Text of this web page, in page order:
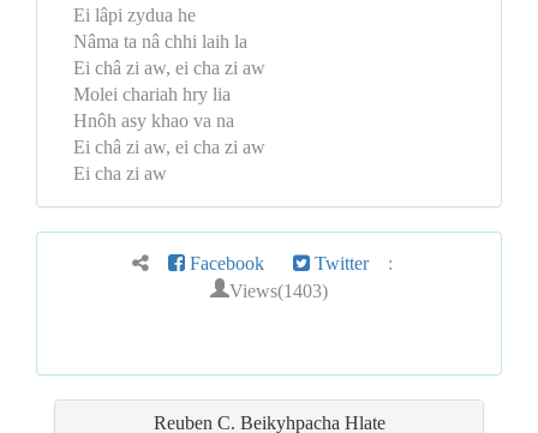
Ei lâpi zydua he
Nâma ta nâ chhi laih la
Ei châ zi aw, ei cha zi aw
Molei chariah hry lia
Hnôh asy khao va na
Ei châ zi aw, ei cha zi aw
Ei cha zi aw
Facebook Twitter :
Views(1403)
Reuben C. Beikyhpacha Hlate